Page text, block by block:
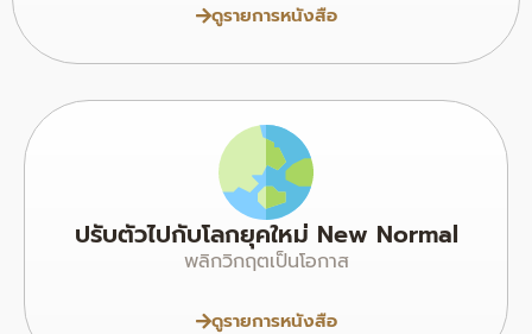
ดูรายการหนังสือ
ปรับตัวไปกับโลกยุคใหม่ New Normal
พลิกวิกฤตเป็นโอกาส
ดูรายการหนังสือ